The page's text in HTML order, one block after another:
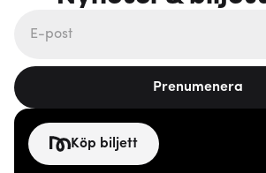
Prenumenera
Köp biljett